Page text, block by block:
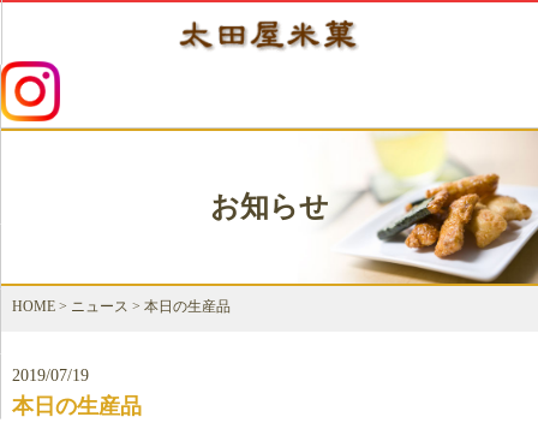
お知らせ
HOME > ニュース > 本日の生産品
2019/07/19
本日の生産品